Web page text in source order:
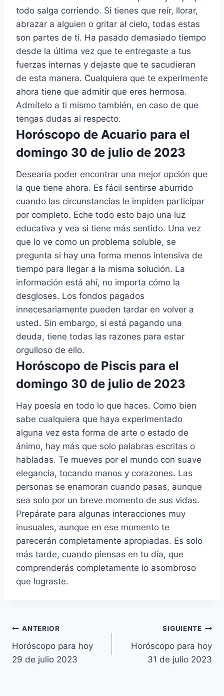
todo salga corriendo. Si tienes que reír, llorar,
abrazar a alguien o gritar al cielo, todas estas
son partes de ti. Ha pasado demasiado tiempo
desde la última vez que te entregaste a tus
fuerzas internas y dejaste que te sacudieran
de esta manera. Cualquiera que te experimente
ahora tiene que admitir que eres hermosa.
Admítelo a ti mismo también, en caso de que
tengas dudas al respecto.
Horóscopo de Acuario para el
domingo 30 de julio de 2023
Desearía poder encontrar una mejor opción que
la que tiene ahora. Es fácil sentirse aburrido
cuando las circunstancias le impiden participar
por completo. Eche todo esto bajo una luz
educativa y vea si tiene más sentido. Una vez
que lo ve como un problema soluble, se
pregunta si hay una forma menos intensiva de
tiempo para llegar a la misma solución. La
información está ahí, no importa cómo la
desgloses. Los fondos pagados
innecesariamente pueden tardar en volver a
usted. Sin embargo, si está pagando una
deuda, tiene todas las razones para estar
orgulloso de ello.
Horóscopo de Piscis para el
domingo 30 de julio de 2023
Hay poesía en todo lo que haces. Como bien
sabe cualquiera que haya experimentado
alguna vez esta forma de arte o estado de
ánimo, hay más que solo palabras escritas o
habladas. Te mueves por el mundo con suave
elegancia, tocando manos y corazones. Las
personas se enamoran cuando pasas, aunque
sea solo por un breve momento de sus vidas.
Prepárate para algunas interacciones muy
inusuales, aunque en ese momento te
parecerán completamente apropiadas. Es solo
más tarde, cuando piensas en tu día, que
comprenderás completamente lo asombroso
que lograste.
Navegación
de
ANTERIOR
Horóscopo para hoy
29 de julio 2023
SIGUIENTE
Horóscopo para hoy
31 de julio 2023